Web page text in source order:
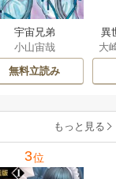
宇宙兄弟
小山宙哉
無料立読み
異
は
大
もっと見る
3位